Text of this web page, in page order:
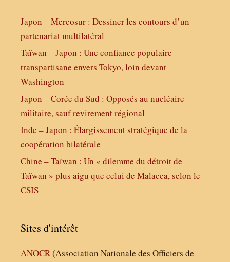
Japon – Mercosur : Dessiner les contours d’un
partenariat multilatéral
Taïwan – Japon : Une confiance populaire
transpartisane envers Tokyo, loin devant
Washington
Japon – Corée du Sud : Opposés au nucléaire
militaire, sauf revirement régional
Inde – Japon : Élargissement stratégique de la
coopération bilatérale
Chine – Taïwan : Un « dilemme du détroit de
Taïwan » plus aigu que celui de Malacca, selon le
CSIS
Sites d'intérêt
ANOCR(Association Nationale des Officiers de